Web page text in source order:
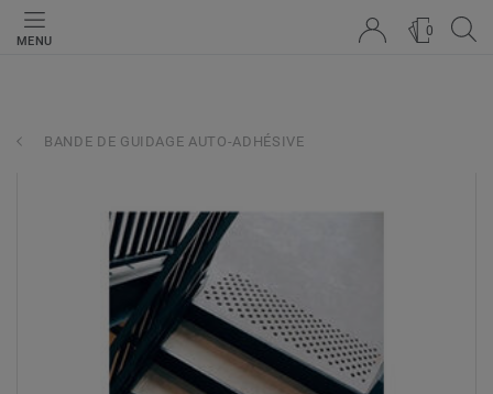
MENU
0
BANDE DE GUIDAGE AUTO-ADHÉSIVE